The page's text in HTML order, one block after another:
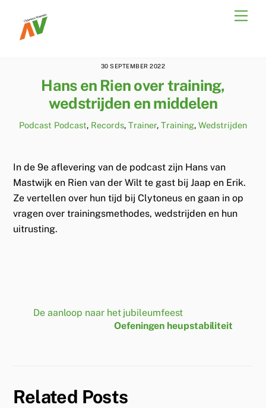
content
30 SEPTEMBER 2022
Hans en Rien over training,
wedstrijden en middelen
Podcast Podcast, Records, Trainer, Training, Wedstrijden
In de 9e aflevering van de podcast zijn Hans van
Mastwijk en Rien van der Wilt te gast bij Jaap en Erik.
Ze vertellen over hun tijd bij Clytoneus en gaan in op
vragen over trainingsmethodes, wedstrijden en hun
uitrusting.
De aanloop naar het jubileumfeest
Oefeningen heupstabiliteit
Related Posts